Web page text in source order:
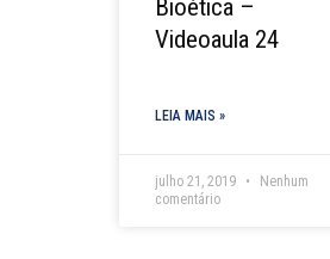
Bioética –
Videoaula 24
LEIA MAIS »
julho 21, 2019
Nenhum
comentário